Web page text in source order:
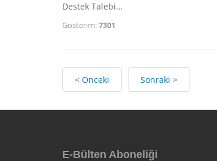
Destek Talebi…
Gösterim:7301
< Önceki Sonraki >
E-Bülten Aboneliği